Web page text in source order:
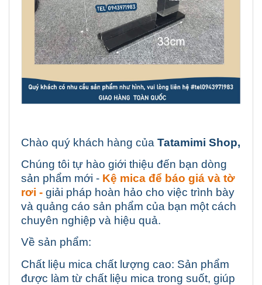
Chào quý khách hàng của Tatamimi Shop,
Chúng tôi tự hào giới thiệu đến bạn dòng
sản phẩm mới - Kệ mica để báo giá và tờ
rơi - giải pháp hoàn hảo cho việc trình bày
và quảng cáo sản phẩm của bạn một cách
chuyên nghiệp và hiệu quả.
Về sản phẩm:
Chất liệu mica chất lượng cao: Sản phẩm
được làm từ chất liệu mica trong suốt, giúp